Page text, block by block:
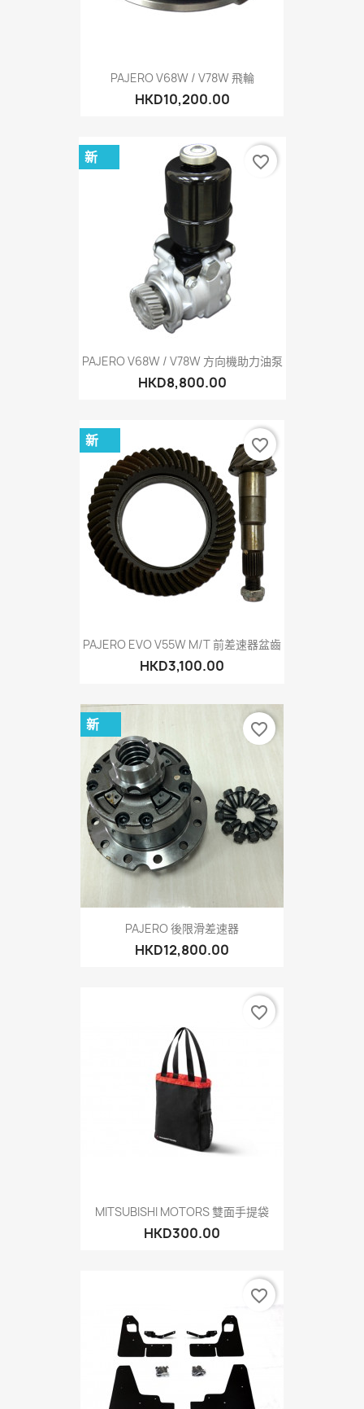
PAJERO V68W / V78W 飛輪
HKD10,200.00
PAJERO V68W / V78W 方向機助力油泵
HKD8,800.00
新 favorite_border
PAJERO EVO V55W M/T 前差速器盆齒
HKD3,100.00
新 favorite_border
PAJERO 後限滑差速器
HKD12,800.00
新 favorite_border
MITSUBISHI MOTORS 雙面手提袋
HKD300.00
favorite_border
favorite_border